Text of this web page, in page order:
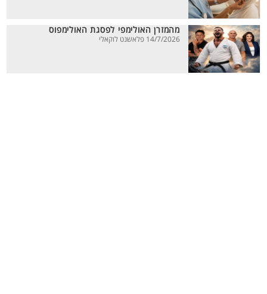
מהמזרן האולימפי לפסגת האולימפוס
14/7/2026 פלאשנט לוקאלי